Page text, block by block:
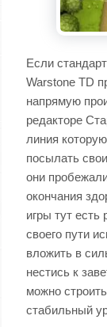
Если
Warstone TD
напрямую
редакторе
линия
посылать
они
окончания
игры тут
своего пути
вложить в
нестись к
можно
стабильный